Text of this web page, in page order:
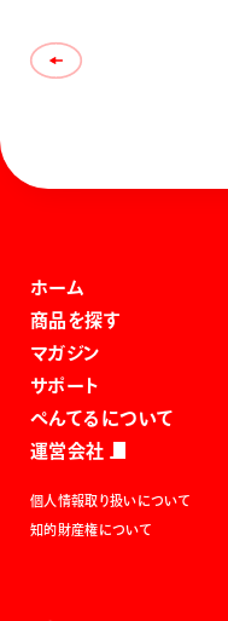
ホーム
商品を探す
マガジン
サポート
ぺんてるについて
運営会社
個人情報取り扱いについて
知的財産権について